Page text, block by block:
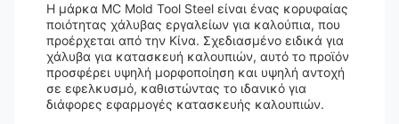
Η μάρκα MC Mold Tool Steel είναι ένας κορυφαίας
ποιότητας χάλυβας εργαλείων για καλούπια, που
προέρχεται από την Κίνα. Σχεδιασμένο ειδικά για
χάλυβα για κατασκευή καλουπιών, αυτό το προϊόν
προσφέρει υψηλή μορφοποίηση και υψηλή αντοχή
σε εφελκυσμό, καθιστώντας το ιδανικό για
διάφορες εφαρμογές κατασκευής καλουπιών.